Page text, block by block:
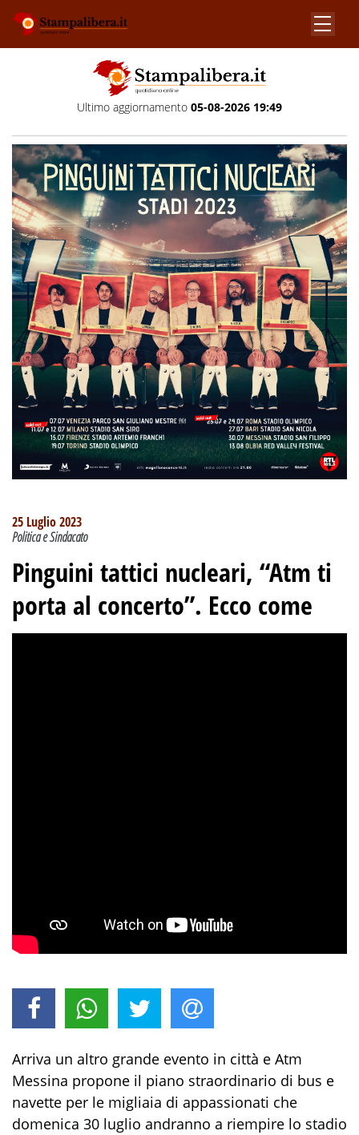
Ultimo aggiornamento 05-08-2026 19:49
25 Luglio 2023
Politica e Sindacato
Pinguini tattici nucleari, “Atm ti
porta al concerto”. Ecco come
Arriva un altro grande evento in città e Atm
Messina propone il piano straordinario di bus e
navette per le migliaia di appassionati che
domenica 30 luglio andranno a riempire lo stadio